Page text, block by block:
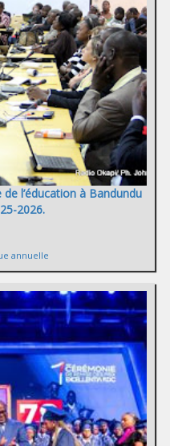
l’éducation à Bandundu
2026.
annuelle